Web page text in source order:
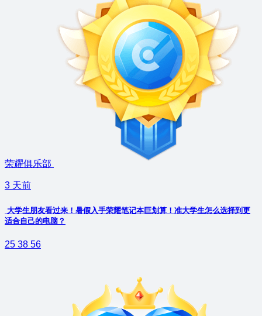
荣耀俱乐部
3 天前
大学生朋友看过来！暑假入手荣耀笔记本巨划算！准大学生怎么选择到更
适合自己的电脑？
25 38 56